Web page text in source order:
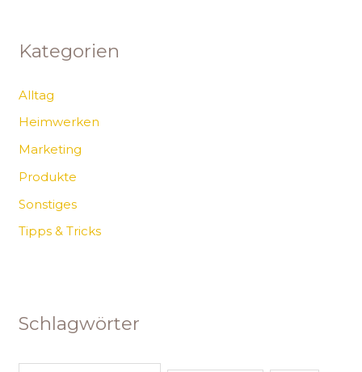
Kategorien
Alltag
Heimwerken
Marketing
Produkte
Sonstiges
Tipps & Tricks
Schlagwörter